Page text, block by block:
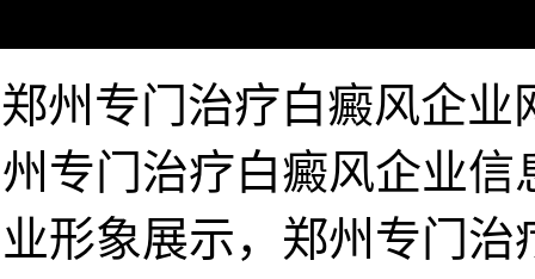
郑州专门治疗白癜风企业
州专门治疗白癜风企业
业形象展示，郑州专门